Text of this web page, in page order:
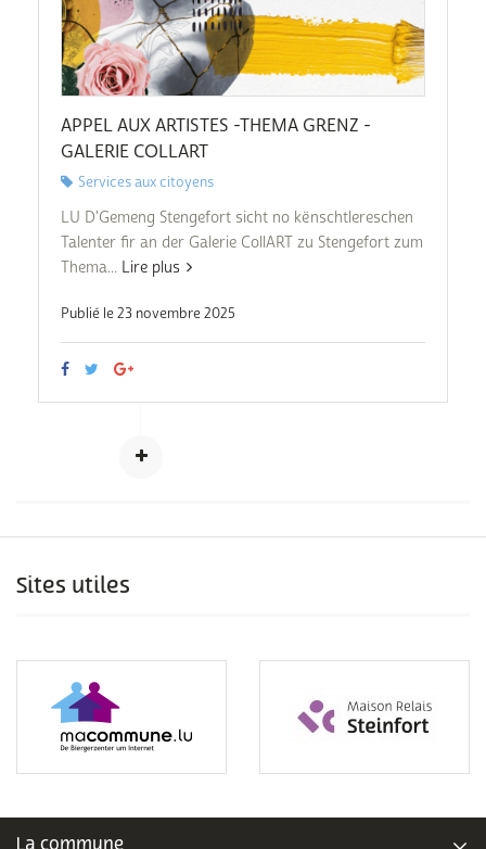
APPEL AUX ARTISTES -THEMA GRENZ -
GALERIE COLLART
Services aux citoyens
LU D'Gemeng Stengefort sicht no kënschtlereschen
Talenter fir an der Galerie CollART zu Stengefort zum
Thema... Lire plus
Publié le 23 novembre 2025
Sites utiles
La commune